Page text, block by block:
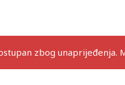
zbog unaprijeđenja.